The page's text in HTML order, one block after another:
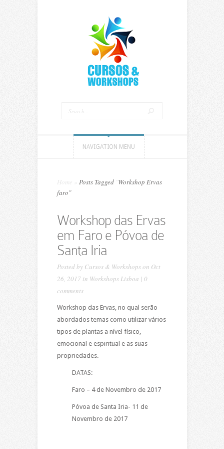
NAVIGATION MENU
Home Posts Tagged Workshop Ervas
faro"
Workshop das Ervas
em Faro e Póvoa de
Santa Iria
Posted by Cursos & Workshopson Oct
26, 2017 in Workshops Lisboa | 0
comments
Workshop das Ervas, no qual serão
abordados temas como utilizar vários
tipos de plantas a nível físico,
emocional e espiritual e as suas
propriedades.
DATAS:
Faro – 4 de Novembro de 2017
Póvoa de Santa Iria- 11 de
Novembro de 2017